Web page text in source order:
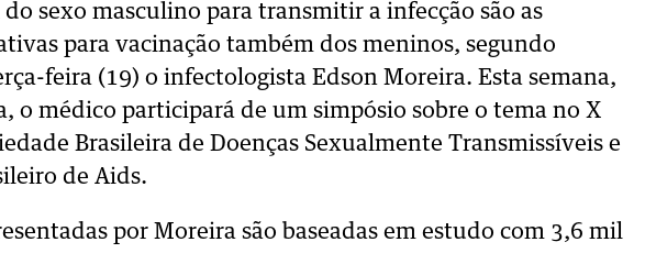
sexo masculino para transmitir a infecção são as
para vacinação também dos meninos, segundo
feira (19) o infectologista Edson Moreira. Esta semana,
o médico participará de um simpósio sobre o tema no X
Brasileira de Doenças Sexualmente Transmissíveis e
de Aids.
por Moreira são baseadas em estudo com 3,6 mil